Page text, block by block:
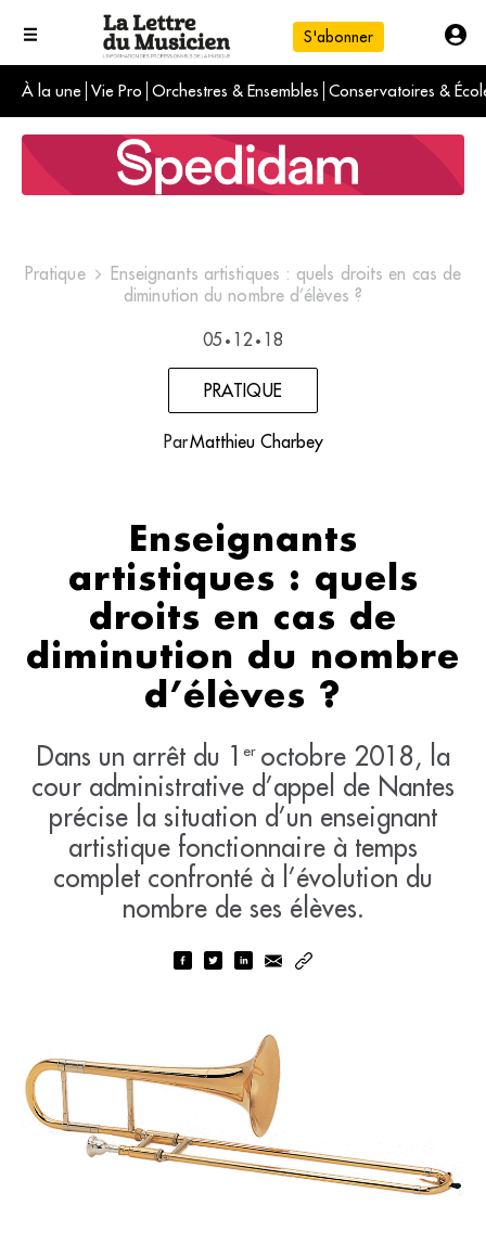
S'abonner
À la une Vie Pro Orchestres & Ensembles Conservatoires &
L'info du jour
Le numéro du mois
International
Pratique
Enseignants artistiques : quels droits en cas de
diminution du nombre d’élèves ?
05 • 12 • 18
PRATIQUE
ParMatthieu Charbey
Enseignants
artistiques : quels
droits en cas de
diminution du nombre
d’élèves ?
Dans un arrêt du 1 er octobre 2018, la
cour administrative d’appel de Nantes
précise la situation d’un enseignant
artistique fonctionnaire à temps
complet confronté à l’évolution du
nombre de ses élèves.